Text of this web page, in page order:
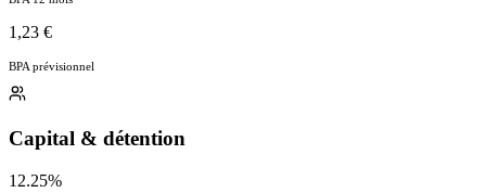
1,23 €
BPA prévisionnel
Capital & détention
12.25%